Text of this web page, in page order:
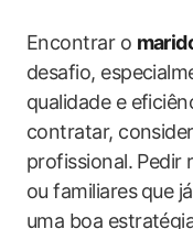
Encontrar o
desafio,
qualidade e
contratar,
profissional. Pedir
ou‍ familiares⁤ que
uma boa